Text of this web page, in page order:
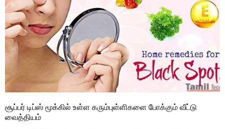
சூப்பர் டிப்ஸ் மூக்கில் உள்ள கரும்புள்ளிகளை போக்கும் வீட்டு
வைத்தியம்